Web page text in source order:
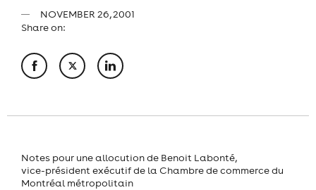
NOVEMBER 26, 2001
Share on:
Notes pour une allocution de Benoit Labonté,
vice-président exécutif de la Chambre de commerce du
Montréal métropolitain